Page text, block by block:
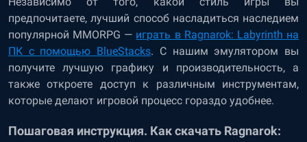
предпочитаете, лучший способ насладиться наследием
популярной MMORPG — играть в Ragnarok: Labyrinth на
ПК с помощью BlueStacks. С нашим эмулятором вы
получите лучшую графику и производительность, а
также откроете доступ к различным инструментам,
которые делают игровой процесс гораздо удобнее.
Пошаговая инструкция. Как скачать Ragnarok: